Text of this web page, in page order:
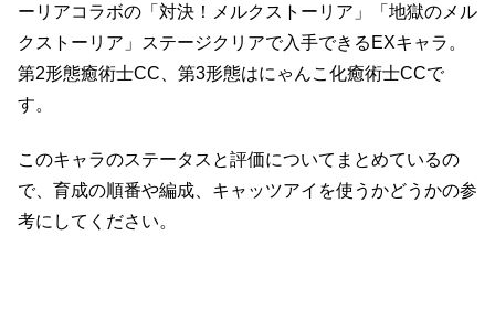
ーリアコラボの「対決！メルクストーリア」「地獄のメル
クストーリア」ステージクリアで入手できるEXキャラ。
第2形態癒術士CC、第3形態はにゃんこ化癒術士CCで
す。
このキャラのステータスと評価についてまとめているの
で、育成の順番や編成、キャッツアイを使うかどうかの参
考にしてください。